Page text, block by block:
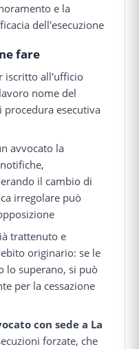
e la
dell'esecuzione
fare
iscritto all'ufficio
nome del
esecutiva
avvocato la
il cambio di
irregolare può
trattenuto e
originario: se le
lo superano, si può
per la cessazione
con sede a La
forzate, che